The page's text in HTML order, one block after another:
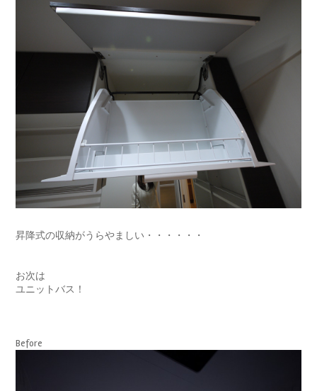
昇降式の収納がうらやましい・・・・・・
お次は
ユニットバス！
Before